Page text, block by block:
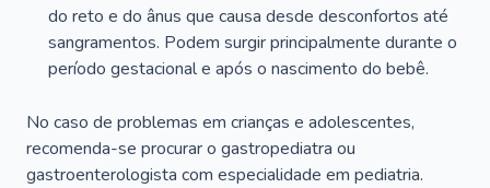
do reto e do ânus que causa desde desconfortos até
sangramentos. Podem surgir principalmente durante o
período gestacional e após o nascimento do bebê.
No caso de problemas em crianças e adolescentes,
recomenda-se procurar o gastropediatra ou
gastroenterologista com especialidade em pediatria.